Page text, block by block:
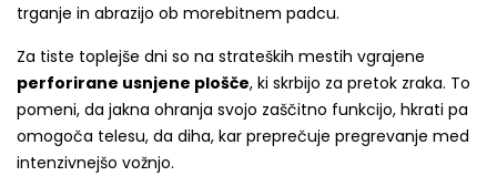
trganje in abrazijo ob morebitnem padcu.
Za tiste toplejše dni so na strateških mestih vgrajene
perforirane usnjene plošče, ki skrbijo za pretok zraka. To
pomeni, da jakna ohranja svojo zaščitno funkcijo, hkrati pa
omogoča telesu, da diha, kar preprečuje pregrevanje med
intenzivnejšo vožnjo.